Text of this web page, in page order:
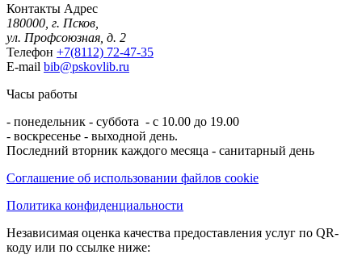
Контакты Адрес
180000, г. Псков,
ул. Профсоюзная, д. 2
Телефон +7(8112) 72-47-35
E-mail bib@pskovlib.ru
Часы работы
- понедельник - суббота - с 10.00 до 19.00
- воскресенье - выходной день.
Последний вторник каждого месяца - санитарный день
Соглашение об использовании файлов cookie
Политика конфиденциальности
Независимая оценка качества предоставления услуг по QR-
коду или по ссылке ниже: